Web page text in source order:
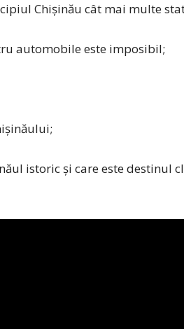
Chișinău cât mai multe
automobile este imposibil;
istoric și care este destinul